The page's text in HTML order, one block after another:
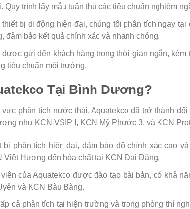
Quy trình lấy mẫu tuân thủ các tiêu chuẩn nghiêm
bị di động hiện đại, chúng tôi phân tích ngay
đảm bảo kết quả chính xác và nhanh chóng.
gửi đến khách hàng trong thời gian ngắn, kèm
tiêu chuẩn môi trường.
Tại Bình Dương?
phân tích nước thải, Aquatekco đã trở thành
như KCN VSIP I, KCN Mỹ Phước 3, và KCN
bị phân tích hiện đại, đảm bảo độ chính xác cao
Việt Hương đến hóa chất tại KCN Đại Đăng.
của Aquatekco được đào tạo bài bản, có khả
và KCN Bàu Bàng.
cả phân tích tại hiện trường và trong phòng thí